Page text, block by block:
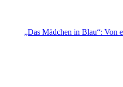
„Das Mädchen in Blau“: Von